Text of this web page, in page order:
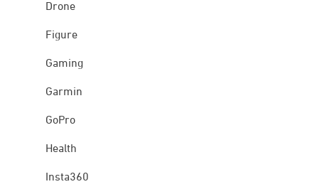
Drone
Figure
Gaming
Garmin
GoPro
Health
Insta360